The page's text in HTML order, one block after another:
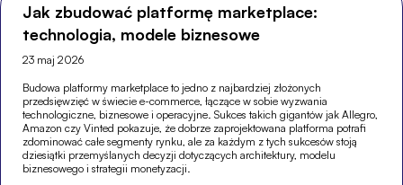
Jak zbudować platformę marketplace:
technologia, modele biznesowe
23 maj 2026
Budowa platformy marketplace to jedno z najbardziej złożonych
przedsięwzięć w świecie e-commerce, łączące w sobie wyzwania
technologiczne, biznesowe i operacyjne. Sukces takich gigantów jak Allegro,
Amazon czy Vinted pokazuje, że dobrze zaprojektowana platforma potrafi
zdominować całe segmenty rynku, ale za każdym z tych sukcesów stoją
dziesiątki przemyślanych decyzji dotyczących architektury, modelu
biznesowego i strategii monetyzacji.